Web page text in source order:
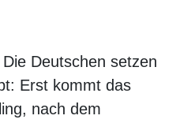
Deutschen setzen
Erst kommt das
nach dem